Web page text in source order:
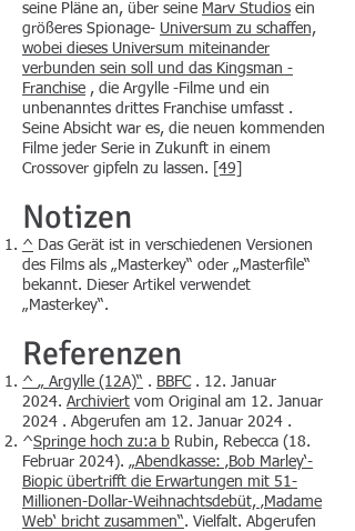
seine Pläne an, über seine Marv Studios ein
größeres Spionage- Universum zu schaffen,
wobei dieses Universum miteinander
verbunden sein soll und das Kingsman -
Franchise , die Argylle -Filme und ein
unbenanntes drittes Franchise umfasst .
Seine Absicht war es, die neuen kommenden
Filme jeder Serie in Zukunft in einem
Crossover gipfeln zu lassen.
[49]
Notizen
^ Das Gerät ist in verschiedenen Versionen
des Films als „Masterkey“ oder „Masterfile“
bekannt. Dieser Artikel verwendet
„Masterkey“.
Referenzen
^ „ Argylle (12A)“ . BBFC. 12. Januar
2024. Archiviert vom Original am 12. Januar
2024 . Abgerufen am 12. Januar 2024 .
^Springe hoch zu:a b Rubin, Rebecca (18.
Februar 2024). „Abendkasse: ‚Bob Marley‘-
Biopic übertrifft die Erwartungen mit 51-
Millionen-Dollar-Weihnachtsdebüt, ‚Madame
Web‘ bricht zusammen“. Vielfalt. Abgerufen